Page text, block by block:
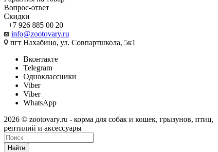
Вопрос-ответ
Скидки
+7 926 885 00 20
info@zootovary.ru
пгт Нахабино, ул. Совпартшкола, 5к1
Вконтакте
Telegram
Одноклассники
Viber
Viber
WhatsApp
2026 © zootovary.ru - корма для собак и кошек, грызунов, птиц,
рептилий и аксессуары
Найти